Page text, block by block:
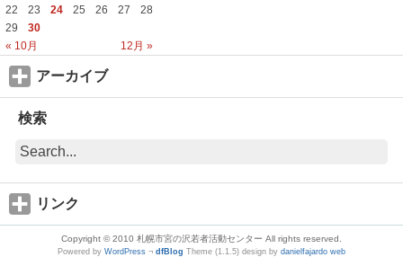
« 10月 12月 »
22
23 24 25 26 27
28
29
30
アーカイブ
検索
リンク
Copyright © 2010 札幌市宮の沢若者活動センター All rights reserved.
Powered by WordPress ¬ dfBlog Theme (1.1.5) design by danielfajardo web